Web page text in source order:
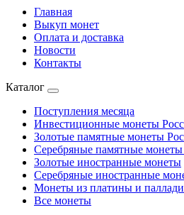
Главная
Выкуп монет
Оплата и доставка
Новости
Контакты
Каталог
Поступления месяца
Инвестиционные монеты
Золотые памятные монеты
Серебряные памятные
Золотые иностранные монеты
Серебряные иностранные
Монеты из платины и
Все монеты